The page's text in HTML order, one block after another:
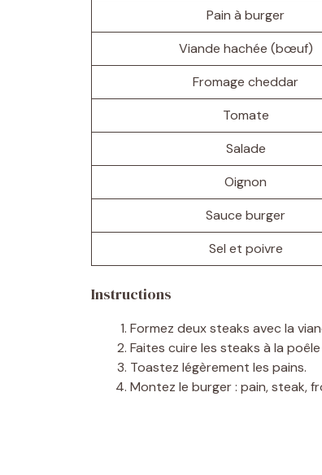
Pain à burger
Viande hachée (bœuf)
Fromage cheddar
Tomate
Salade
Oignon
Sauce burger
Sel et poivre
Instructions
Formez deux steaks avec la
Faites cuire les steaks à la
Toastez légèrement les pains.
Montez le burger : pain, steak,